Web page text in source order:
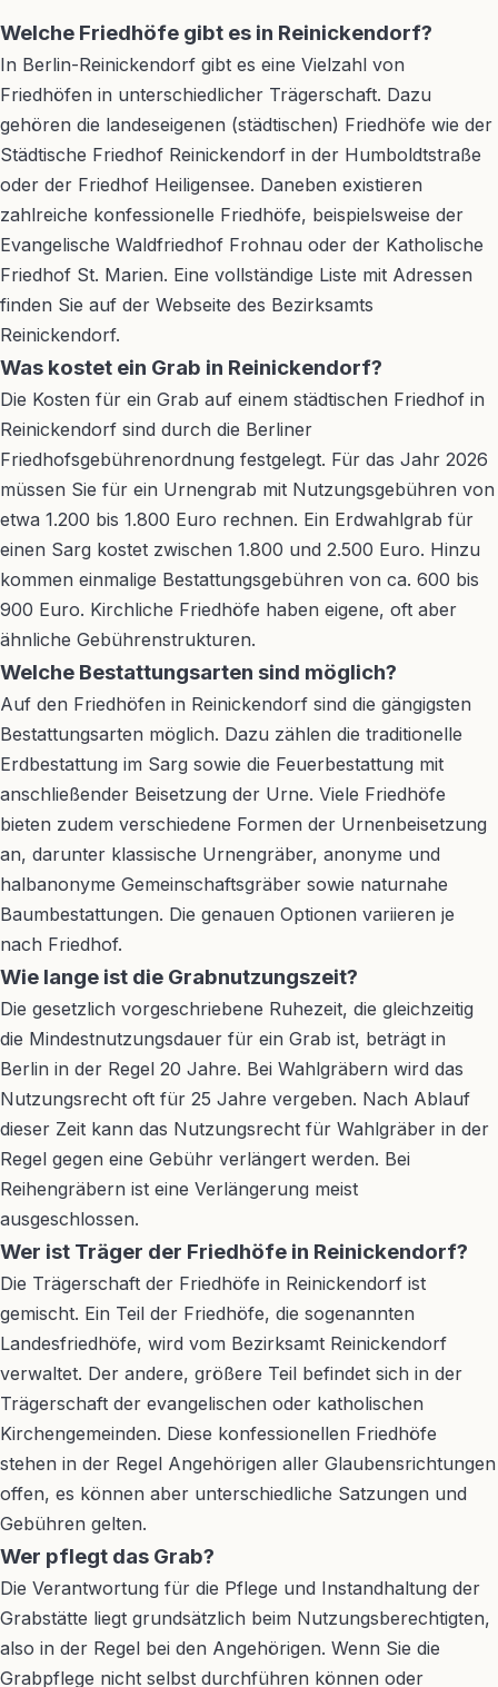
Welche Friedhöfe gibt es in Reinickendorf?
In Berlin-Reinickendorf gibt es eine Vielzahl von
Friedhöfen in unterschiedlicher Trägerschaft. Dazu
gehören die landeseigenen (städtischen) Friedhöfe wie der
Städtische Friedhof Reinickendorf in der Humboldtstraße
oder der Friedhof Heiligensee. Daneben existieren
zahlreiche konfessionelle Friedhöfe, beispielsweise der
Evangelische Waldfriedhof Frohnau oder der Katholische
Friedhof St. Marien. Eine vollständige Liste mit Adressen
finden Sie auf der Webseite des Bezirksamts
Reinickendorf.
Was kostet ein Grab in Reinickendorf?
Die Kosten für ein Grab auf einem städtischen Friedhof in
Reinickendorf sind durch die Berliner
Friedhofsgebührenordnung festgelegt. Für das Jahr 2026
müssen Sie für ein Urnengrab mit Nutzungsgebühren von
etwa 1.200 bis 1.800 Euro rechnen. Ein Erdwahlgrab für
einen Sarg kostet zwischen 1.800 und 2.500 Euro. Hinzu
kommen einmalige Bestattungsgebühren von ca. 600 bis
900 Euro. Kirchliche Friedhöfe haben eigene, oft aber
ähnliche Gebührenstrukturen.
Welche Bestattungsarten sind möglich?
Auf den Friedhöfen in Reinickendorf sind die gängigsten
Bestattungsarten möglich. Dazu zählen die traditionelle
Erdbestattung im Sarg sowie die Feuerbestattung mit
anschließender Beisetzung der Urne. Viele Friedhöfe
bieten zudem verschiedene Formen der Urnenbeisetzung
an, darunter klassische Urnengräber, anonyme und
halbanonyme Gemeinschaftsgräber sowie naturnahe
Baumbestattungen. Die genauen Optionen variieren je
nach Friedhof.
Wie lange ist die Grabnutzungszeit?
Die gesetzlich vorgeschriebene Ruhezeit, die gleichzeitig
die Mindestnutzungsdauer für ein Grab ist, beträgt in
Berlin in der Regel 20 Jahre. Bei Wahlgräbern wird das
Nutzungsrecht oft für 25 Jahre vergeben. Nach Ablauf
dieser Zeit kann das Nutzungsrecht für Wahlgräber in der
Regel gegen eine Gebühr verlängert werden. Bei
Reihengräbern ist eine Verlängerung meist
ausgeschlossen.
Wer ist Träger der Friedhöfe in Reinickendorf?
Die Trägerschaft der Friedhöfe in Reinickendorf ist
gemischt. Ein Teil der Friedhöfe, die sogenannten
Landesfriedhöfe, wird vom Bezirksamt Reinickendorf
verwaltet. Der andere, größere Teil befindet sich in der
Trägerschaft der evangelischen oder katholischen
Kirchengemeinden. Diese konfessionellen Friedhöfe
stehen in der Regel Angehörigen aller Glaubensrichtungen
offen, es können aber unterschiedliche Satzungen und
Gebühren gelten.
Wer pflegt das Grab?
Die Verantwortung für die Pflege und Instandhaltung der
Grabstätte liegt grundsätzlich beim Nutzungsberechtigten,
also in der Regel bei den Angehörigen. Wenn Sie die
Grabpflege nicht selbst durchführen können oder